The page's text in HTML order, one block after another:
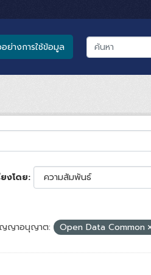
ย่างการใช้ข้อมูล
ยงโดย
ญาอนุญาต: Open Data Common